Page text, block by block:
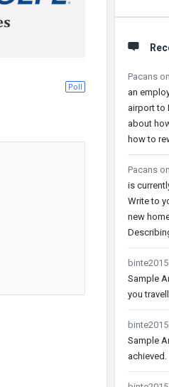
Poll
Pacans
an
airport to
about
how to
Pacans on
is
Write to
new
binte2015
Sample
you
binte2015
Sample
achieved.